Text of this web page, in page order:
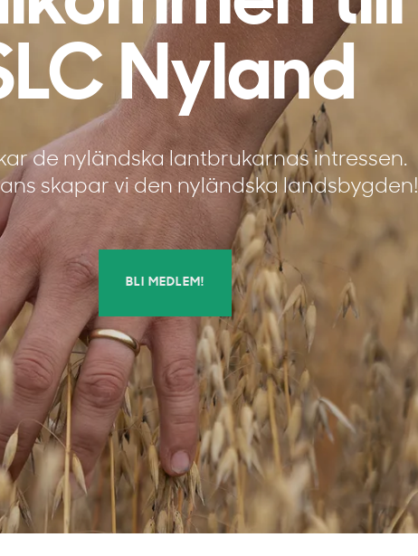
Nyland
de nyländska lantbrukarnas intressen.
skapar vi den nyländska landsbygden!
BLI MEDLEM!